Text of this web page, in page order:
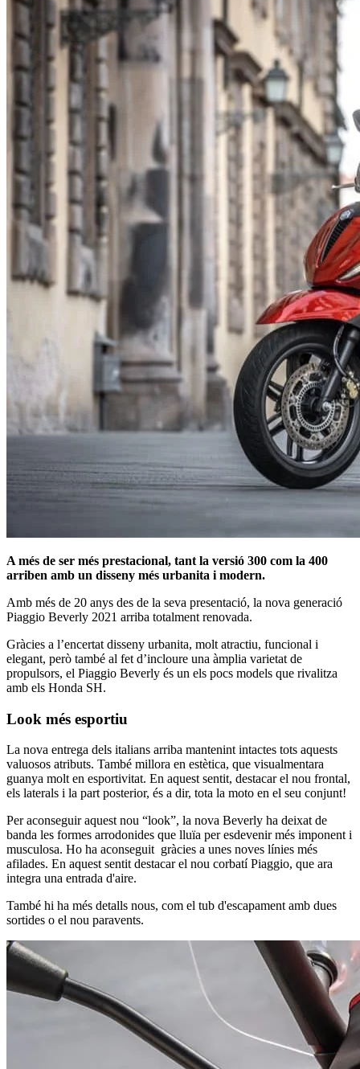
A més de ser més prestacional, tant la versió 300 com la 400
arriben amb un disseny més urbanita i modern.
Amb més de 20 anys des de la seva presentació, la nova generació
Piaggio Beverly 2021 arriba totalment renovada.
Gràcies a l’encertat disseny urbanita, molt atractiu, funcional i
elegant, però també al fet d’incloure una àmplia varietat de
propulsors, el Piaggio Beverly és un els pocs models que rivalitza
amb els Honda SH.
Look més esportiu
La nova entrega dels italians arriba mantenint intactes tots aquests
valuosos atributs. També millora en estètica, que visualmentara
guanya molt en esportivitat. En aquest sentit, destacar el nou frontal,
els laterals i la part posterior, és a dir, tota la moto en el seu conjunt!
Per aconseguir aquest nou “look”, la nova Beverly ha deixat de
banda les formes arrodonides que lluïa per esdevenir més imponent i
musculosa. Ho ha aconseguit gràcies a unes noves línies més
afilades. En aquest sentit destacar el nou corbatí Piaggio, que ara
integra una entrada d'aire.
També hi ha més detalls nous, com el tub d'escapament amb dues
sortides o el nou paravents.